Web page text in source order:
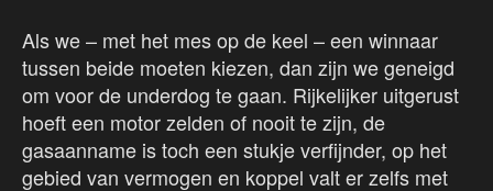
Als we – met het mes op de keel – een winnaar
tussen beide moeten kiezen, dan zijn we geneigd
om voor de underdog te gaan. Rijkelijker uitgerust
hoeft een motor zelden of nooit te zijn, de
gasaanname is toch een stukje verfijnder, op het
gebied van vermogen en koppel valt er zelfs met